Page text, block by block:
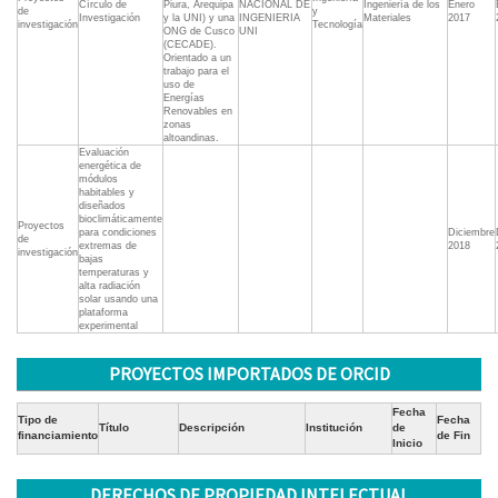
de
investigación
Círculo de
Investigación
Piura, Arequipa
y la UNI) y una
ONG de Cusco
(CECADE).
Orientado a un
trabajo para el
uso de
Energías
Renovables en
zonas
altoandinas.
NACIONAL DE
INGENIERIA
UNI
y
Tecnología
Ingeniería de los
Materiales
Enero
2017
Proyectos
de
investigación
Evaluación
energética de
módulos
habitables y
diseñados
bioclimáticamente
para condiciones
extremas de
bajas
temperaturas y
alta radiación
solar usando una
plataforma
experimental
Diciembre
2018
PROYECTOS IMPORTADOS DE ORCID
Tipo de
financiamiento
Título Descripción Institución
Fecha
de
Inicio
Fecha
de Fin